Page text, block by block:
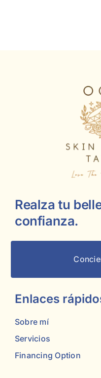
Realza tu
confianza.
Enlaces
Sobre mí
Servicios
Financing Option